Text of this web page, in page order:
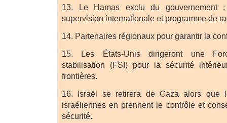
13. Le Hamas exclu du gouvernement ;
supervision internationale et programme de
14. Partenaires régionaux pour garantir la
15. Les États-Unis dirigeront une
stabilisation (FSI) pour la sécurité
frontières.
16. Israël se retirera de Gaza alors que
israéliennes en prennent le contrôle et
sécurité.